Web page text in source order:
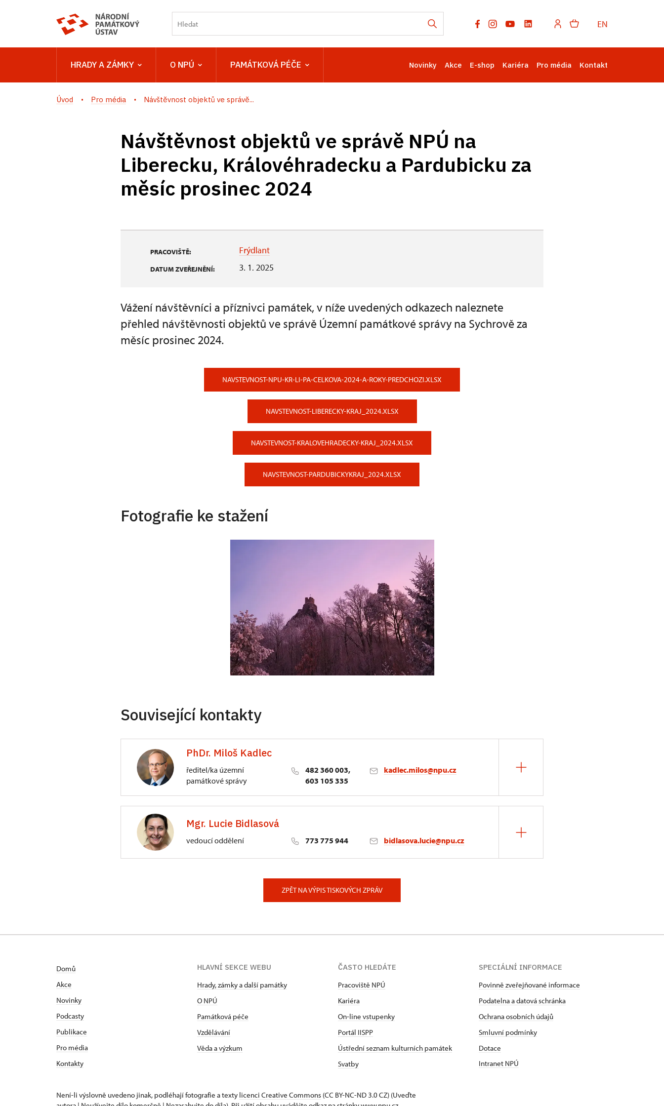
EN
HRADY A ZÁMKY O NPÚ PAMÁTKOVÁ PÉČE Novinky Akce E-shop Kariéra Pro média Kontakt
Úvod Pro média Návštěvnost objektů ve správě...
Návštěvnost objektů ve správě NPÚ na
Liberecku, Královéhradecku a Pardubicku za
měsíc prosinec 2024
PRACOVIŠTĚ: Frýdlant
DATUM ZVEŘEJNĚNÍ: 3. 1. 2025
Vážení návštěvníci a příznivci památek, v níže uvedených odkazech naleznete
přehled návštěvnosti objektů ve správě Územní památkové správy na Sychrově za
měsíc prosinec 2024.
NAVSTEVNOST-NPU-KR-LI-PA-CELKOVA-2024-A-ROKY-PREDCHOZI.XLSX
NAVSTEVNOST-LIBERECKY-KRAJ_2024.XLSX
NAVSTEVNOST-KRALOVEHRADECKY-KRAJ_2024.XLSX
NAVSTEVNOST-PARDUBICKYKRAJ_2024.XLSX
Fotografie ke stažení
Související kontakty
PhDr. Miloš Kadlec
ředitel/ka územní
památkové správy
482 360 003,
603 105 335
kadlec.milos@npu.cz
3/, Sychrov 3Mgr. Lucie Bidlasová
vedoucí oddělení 773 775 944 bidlasova.lucie@npu.cz
ZPĚT NA VÝPIS TISKOVÝCH ZPRÁV
Domů
Akce
Novinky
Podcasty
Publikace
Pro média
Kontakty
HLAVNÍ SEKCE WEBU
Hrady, zámky a další památky
O NPÚ
Památková péče
Vzdělávání
Věda a výzkum
ČASTO HLEDÁTE
Pracoviště NPÚ
Kariéra
On-line vstupenky
Portál IISPP
Ústřední seznam kulturních památek
Svatby
SPECIÁLNÍ INFORMACE
Povinně zveřejňované informace
Podatelna a datová schránka
Ochrana osobních údajů
Smluvní podmínky
Dotace
Intranet NPÚ
Není-li výslovně uvedeno jinak, podléhají fotografie a texty licenci Creative Commons (CC BY-NC-ND 3.0 CZ) (Uveďte